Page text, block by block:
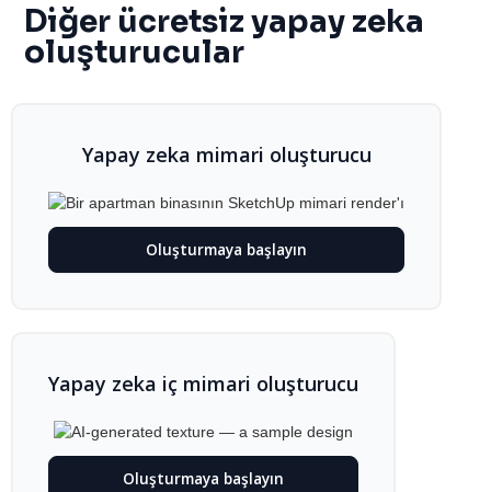
Diğer ücretsiz yapay zeka
oluşturucular
Yapay zeka mimari oluşturucu
Oluşturmaya başlayın
Yapay zeka iç mimari oluşturucu
Oluşturmaya başlayın